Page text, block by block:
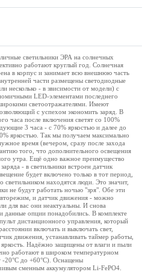
светильники ЭРА на солнечных
работают круглый год. Солнечная
в корпус и занимает всю внешнюю часть
части размещены светодиодные
несколько - в звисимости от модели) с
LED-элементами последнего
светоотражателями. Имеют
с успехом экономить заряд. В
часа после включения светят со 100%
3 часа - с 70% яркостью и далее до
яркостью. Так мы получаем максимально
время (вечером, сразу после захода
того, что дополнительного освещения
утра. Ещё одно важное преимущество
- в светильники встроен датчик
будет включено только в тот период,
светильником находятся люди. Это значит,
не будут работать ночью "зря". Обе эти
и датчик движения - можно
для вас они неактуальны. И снова
данные опции понадобились. В комплекте
дистанционного управления, который
включать и выключать свет,
движения, устанавливать таймер работы,
яркость. Надёжно защищены от влаги и пыли
работают в широком температурном
-20°C до +60°C). Оснащены
сменным аккумулятором Li-FePO4.